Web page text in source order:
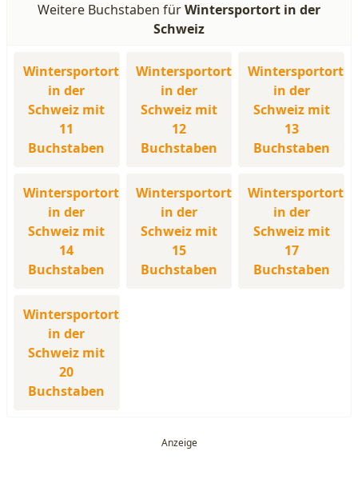
Weitere Buchstaben fürWintersportort in der
Schweiz
Wintersportort
in der
Schweiz mit
11
Buchstaben
Wintersportort
in der
Schweiz mit
12
Buchstaben
Wintersportort
in der
Schweiz mit
13
Buchstaben
Wintersportort
in der
Schweiz mit
14
Buchstaben
Wintersportort
in der
Schweiz mit
15
Buchstaben
Wintersportort
in der
Schweiz mit
17
Buchstaben
Wintersportort
in der
Schweiz mit
20
Buchstaben